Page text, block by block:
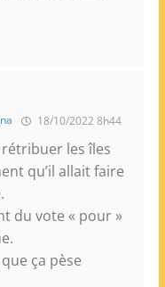
18/10/2022 8h44
les îles
qu’il allait faire
du vote « pour »
ça pèse